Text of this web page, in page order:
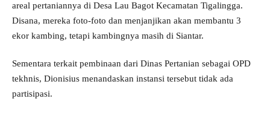
areal pertaniannya di Desa Lau Bagot Kecamatan Tigalingga.
Disana, mereka foto-foto dan menjanjikan akan membantu 3
ekor kambing, tetapi kambingnya masih di Siantar.
Sementara terkait pembinaan dari Dinas Pertanian sebagai OPD
tekhnis, Dionisius menandaskan instansi tersebut tidak ada
partisipasi.